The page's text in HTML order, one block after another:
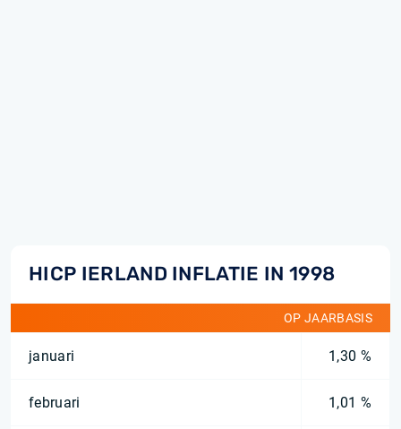
HICP IERLAND INFLATIE IN 1998
OP JAARBASIS
januari 1,30 %
februari 1,01 %